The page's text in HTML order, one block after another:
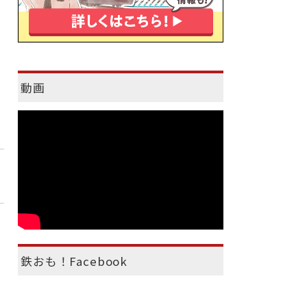
動画
鉄おも！Facebook